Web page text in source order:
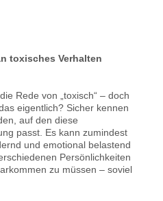
toxisches Verhalten
Rede von „toxisch“ – doch
eigentlich? Sicher kennen
auf den diese
passt. Es kann zumindest
und emotional belastend
Persönlichkeiten
zu müssen – soviel